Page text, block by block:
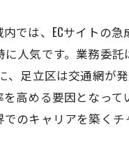
では、ECサイトの
人気です。業務委
足立区は交通網が
高める要因となっ
のキャリアを築くチ